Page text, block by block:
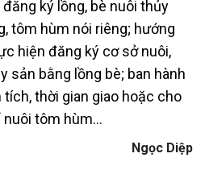
ký lồng, bè nuôi thủy
tôm hùm nói riêng; hướng
hiện đăng ký cơ sở nuôi,
sản bằng lồng bè; ban hành
thời gian giao hoặc cho
tôm hùm…
Ngọc Diệp